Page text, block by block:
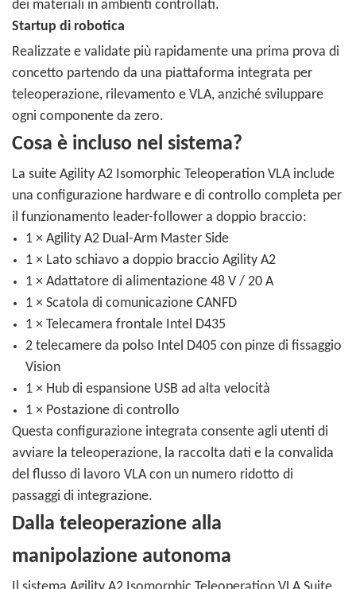
dei materiali in ambienti controllati.
Startup di robotica
Realizzate e validate più rapidamente una prima prova di
concetto partendo da una piattaforma integrata per
teleoperazione, rilevamento e VLA, anziché sviluppare
ogni componente da zero.
Cosa è incluso nel sistema?
La suite Agility A2 Isomorphic Teleoperation VLA include
una configurazione hardware e di controllo completa per
il funzionamento leader-follower a doppio braccio:
1 × Agility A2 Dual-Arm Master Side
1 × Lato schiavo a doppio braccio Agility A2
1 × Adattatore di alimentazione 48 V / 20 A
1 × Scatola di comunicazione CANFD
1 × Telecamera frontale Intel D435
2 telecamere da polso Intel D405 con pinze di fissaggio
Vision
1 × Hub di espansione USB ad alta velocità
1 × Postazione di controllo
Questa configurazione integrata consente agli utenti di
avviare la teleoperazione, la raccolta dati e la convalida
del flusso di lavoro VLA con un numero ridotto di
passaggi di integrazione.
Dalla teleoperazione alla
manipolazione autonoma